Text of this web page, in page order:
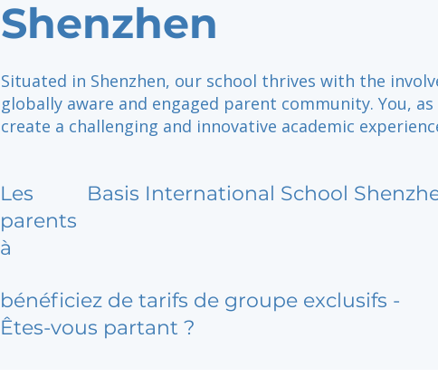
Shenzhen
Situated in Shenzhen, our school thrives with the
globally aware and engaged parent community. You,
create a challenging and innovative academic
Les
parents
à
Basis International School
bénéficiez de tarifs de groupe exclusifs -
Êtes-vous partant ?